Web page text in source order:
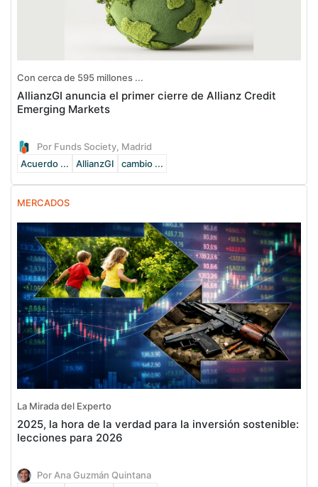
Con cerca de 595 millones ...
AllianzGI anuncia el primer cierre de Allianz Credit
Emerging Markets
Por Funds Society, Madrid
Acuerdo ...
AllianzGI cambio ...
MERCADOS
La Mirada del Experto
2025, la hora de la verdad para la inversión sostenible:
lecciones para 2026
Por Ana Guzmán Quintana